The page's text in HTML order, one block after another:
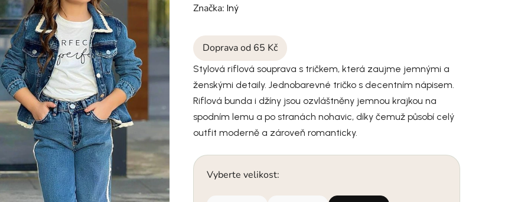
Značka:Iný
Doprava od 65 Kč
Stylová riflová souprava s tričkem, která zaujme jemnými a
ženskými detaily. Jednobarevné tričko s decentním nápisem.
Riflová bunda i džíny jsou ozvláštněny jemnou krajkou na
spodním lemu a po stranách nohavic, díky čemuž působí celý
outfit moderně a zároveň romanticky.
Vyberte velikost: